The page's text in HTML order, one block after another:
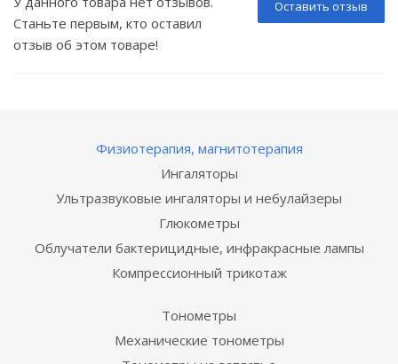
Оставить отзыв
Станьте первым, кто оставил
отзыв об этом товаре!
Физиотерапия, магнитотерапия
Ингаляторы
Ультразвуковые ингаляторы и небулайзеры
Глюкометры
Облучатели бактерицидные, инфракрасные лампы
Компрессионный трикотаж
Тонометры
Механические тонометры